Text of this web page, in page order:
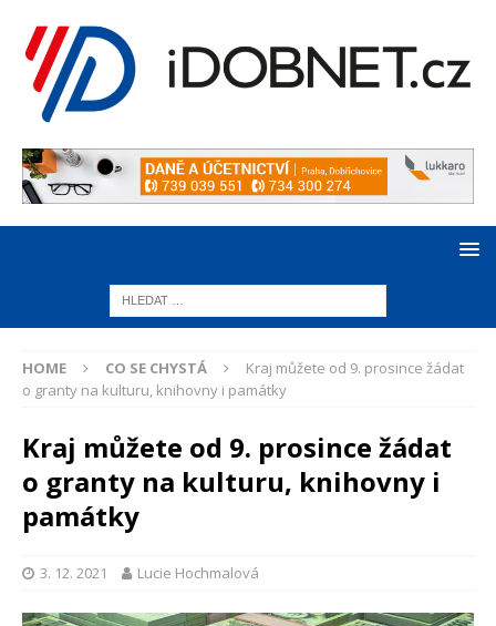
HOME CO SE CHYSTÁ
Kraj můžete od 9. prosince žádat
o granty na kulturu, knihovny i památky
Kraj můžete od 9. prosince žádat
o granty na kulturu, knihovny i
památky
3. 12. 2021 Lucie Hochmalová